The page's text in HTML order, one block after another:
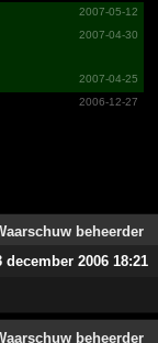
2007-05-12
2007-04-30
2007-04-25
2006-12-27
december 2006 18:21